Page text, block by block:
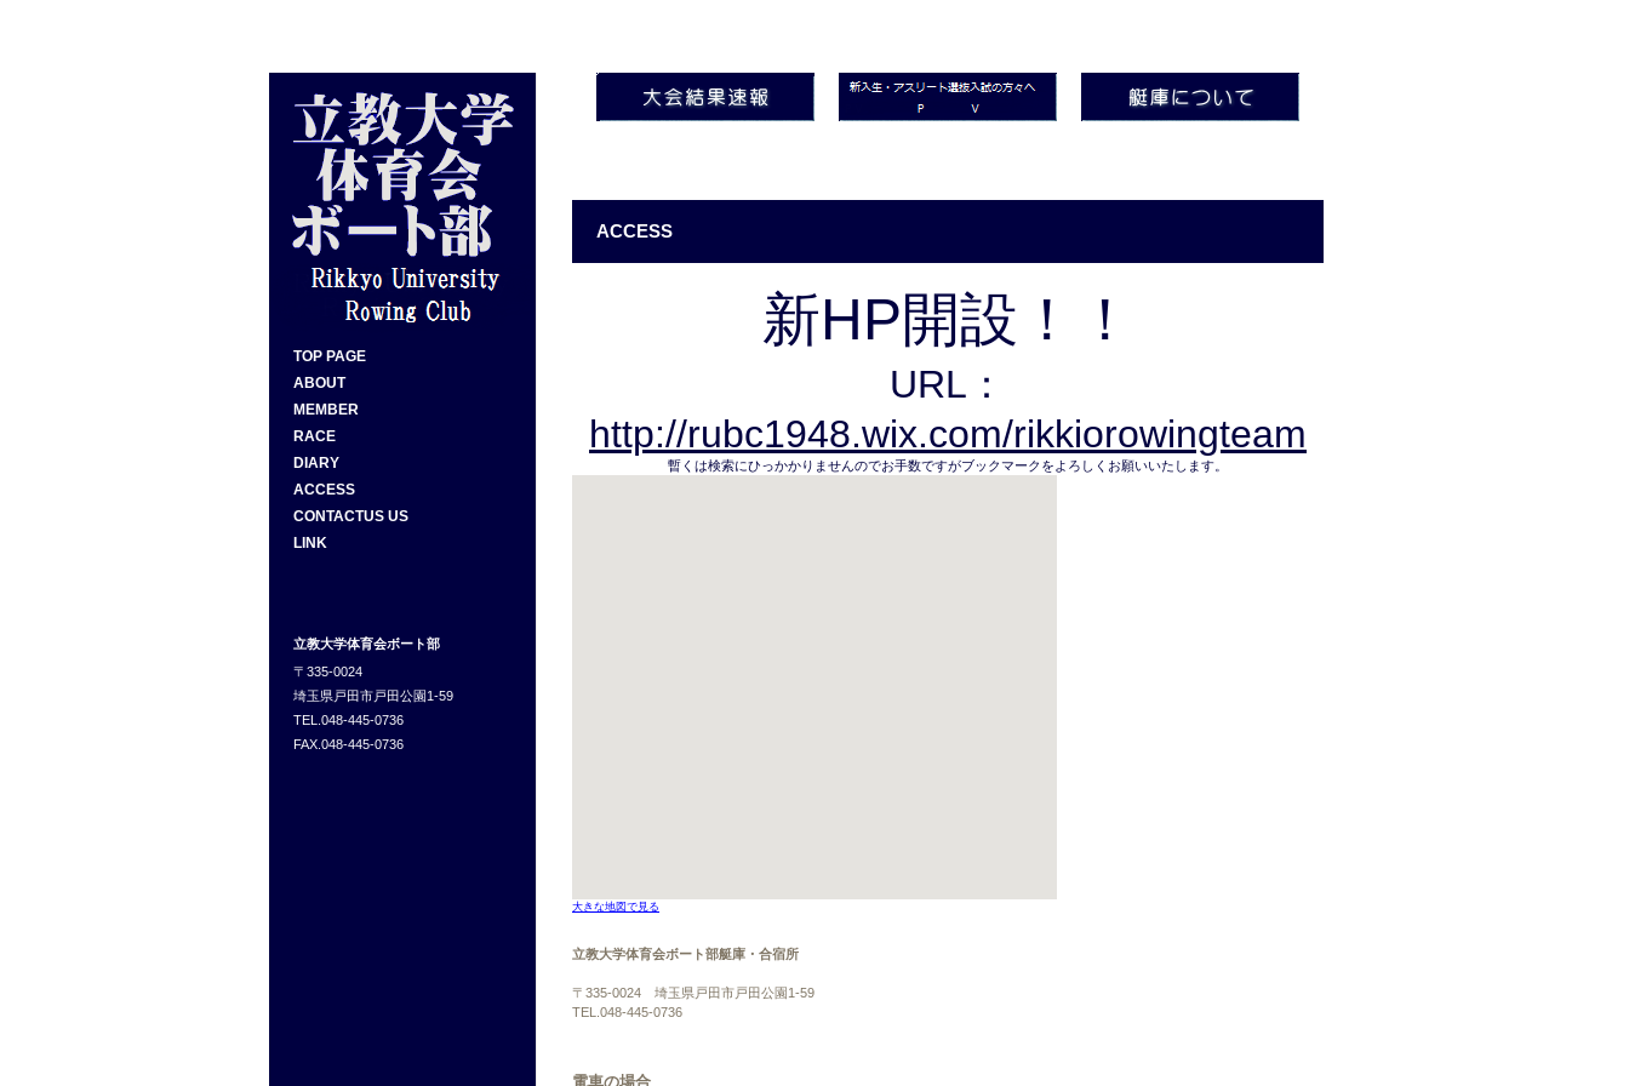
ACCESS
新HP開設！！
URL：
http://rubc1948.wix.com/rikkiorowingteam
暫くは検索にひっかかりませんのでお手数ですがブックマークをよろしくお願いいたします。
大きな地図で見る
立教大学体育会ボート部艇庫・合宿所
〒335-0024 埼玉県戸田市戸田公園1-59
TEL.048-445-0736
電車の場合
TOP PAGE
ABOUT
MEMBER
RACE
DIARY
ACCESS
CONTACTUS US
LINK
立教大学体育会ボート部
〒335-0024
埼玉県戸田市戸田公園1-59
TEL.048-445-0736
FAX.048-445-0736